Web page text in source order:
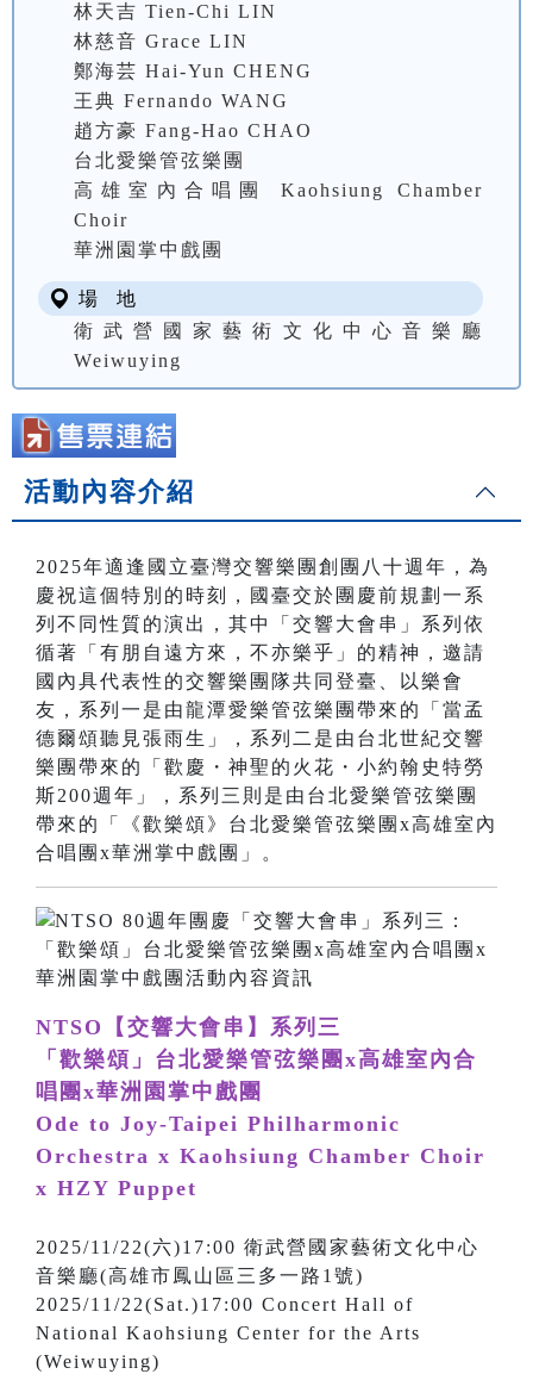
林天吉 Tien-Chi LIN
林慈音 Grace LIN
鄭海芸 Hai-Yun CHENG
王典 Fernando WANG
趙方豪 Fang-Hao CHAO
台北愛樂管弦樂團
高雄室內合唱團 Kaohsiung Chamber
Choir
華洲園掌中戲團
場 地
衛武營國家藝術文化中心音樂廳
Weiwuying
活動內容介紹
2025年適逢國立臺灣交響樂團創團八十週年，為
慶祝這個特別的時刻，國臺交於團慶前規劃一系
列不同性質的演出，其中「交響大會串」系列依
循著「有朋自遠方來，不亦樂乎」的精神，邀請
國內具代表性的交響樂團隊共同登臺、以樂會
友，系列一是由龍潭愛樂管弦樂團帶來的「當孟
德爾頌聽見張雨生」，系列二是由台北世紀交響
樂團帶來的「歡慶・神聖的火花・小約翰史特勞
斯200週年」，系列三則是由台北愛樂管弦樂團
帶來的「《歡樂頌》台北愛樂管弦樂團x高雄室內
合唱團x華洲掌中戲團」。
NTSO【交響大會串】系列三
「歡樂頌」台北愛樂管弦樂團x高雄室內合
唱團x華洲園掌中戲團
Ode to Joy-Taipei Philharmonic
Orchestra x Kaohsiung Chamber Choir
x HZY Puppet
2025/11/22(六)17:00 衛武營國家藝術文化中心
音樂廳(高雄市鳳山區三多一路1號)
2025/11/22(Sat.)17:00 Concert Hall of
National Kaohsiung Center for the Arts
(Weiwuying)